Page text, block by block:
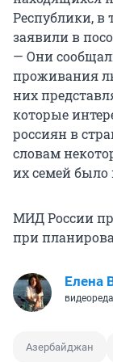
Республики, в
заявили в
— Они
проживания
них
которые
россиян в
словам
их семей было
МИД России
при
Елена
Азербайджан